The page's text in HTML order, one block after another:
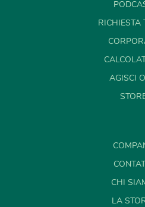
RICHIESTA
AGISCI
CHI
LA